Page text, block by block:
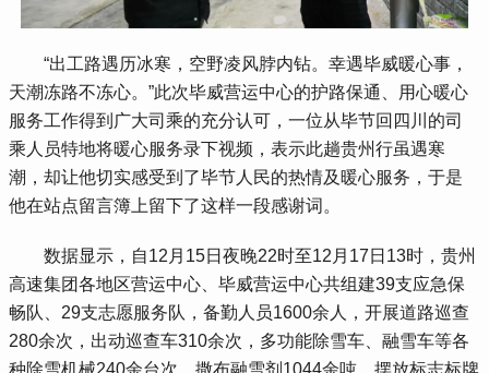
“出工路遇历冰寒，空野凌风脖内钻。幸遇毕威暖心事，
天潮冻路不冻心。”此次毕威营运中心的护路保通、用心暖心
服务工作得到广大司乘的充分认可，一位从毕节回四川的司
乘人员特地将暖心服务录下视频，表示此趟贵州行虽遇寒
潮，却让他切实感受到了毕节人民的热情及暖心服务，于是
他在站点留言簿上留下了这样一段感谢词。
数据显示，自12月15日夜晚22时至12月17日13时，贵州
高速集团各地区营运中心、毕威营运中心共组建39支应急保
畅队、29支志愿服务队，备勤人员1600余人，开展道路巡查
280余次，出动巡查车310余次，多功能除雪车、融雪车等各
种除雪机械240余台次，撒布融雪剂1044余吨、摆放标志标牌